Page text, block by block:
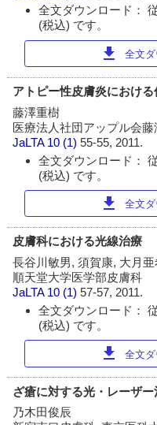
全文ダウンロード：
(税込) です。
download 全文
アトピー性皮膚炎におけ
藤澤重樹
医療法人社団アップル会
JaLTA 10 (1)55-55, 2011.
全文ダウンロード：
(税込) です。
download 全文
皮膚科における光線治療
長谷川敏男, 須賀康, 大月
順天堂大学医学部皮膚科
JaLTA 10 (1)57-57, 2011.
全文ダウンロード：
(税込) です。
download 全文
ざ瘡に対する光・レーザ
乃木田俊辰